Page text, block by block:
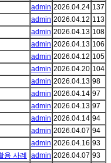
admin 2026.04.24 137
admin 2026.04.12 113
admin 2026.04.13 108
admin 2026.04.13 106
admin 2026.04.12 105
admin 2026.04.20 104
admin 2026.04.13 98
admin 2026.04.14 97
admin 2026.04.13 97
admin 2026.04.14 94
admin 2026.04.07 94
admin 2026.04.16 93
용 사례 admin 2026.04.07 93